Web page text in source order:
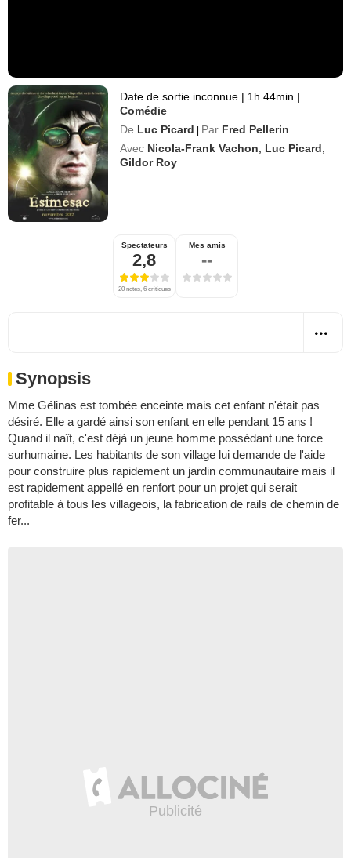
Date de sortie inconnue | 1h 44min |
Comédie
De Luc Picard | Par Fred Pellerin
Avec Nicola-Frank Vachon Luc Picard
Gildor Roy
Spectateurs
2,8
20 notes, 6 critiques
Mes amis
--
Synopsis
Mme Gélinas est tombée enceinte mais cet enfant n'était pas
désiré. Elle a gardé ainsi son enfant en elle pendant 15 ans !
Quand il naît, c'est déjà un jeune homme possédant une force
surhumaine. Les habitants de son village lui demande de l'aide
pour construire plus rapidement un jardin communautaire mais il
est rapidement appellé en renfort pour un projet qui serait
profitable à tous les villageois, la fabrication de rails de chemin de
fer...